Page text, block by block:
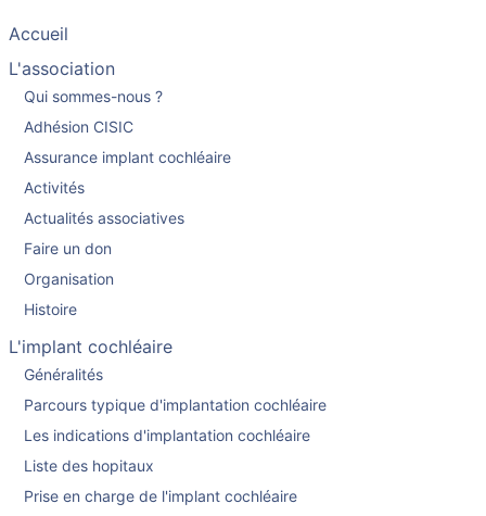
Accueil
L'association
Qui sommes-nous ?
Adhésion CISIC
Assurance implant cochléaire
Activités
Actualités associatives
Faire un don
Organisation
Histoire
L'implant cochléaire
Généralités
Parcours typique d'implantation cochléaire
Les indications d'implantation cochléaire
Liste des hopitaux
Prise en charge de l'implant cochléaire